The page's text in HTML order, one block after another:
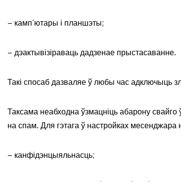
– камп’ютары і планшэты;
– дэактывізіраваць дадзенае прыстасаванне.
Такі спосаб дазваляе ў любы час адключыць
Таксама неабходна ўзмацніць абарону свайго
на спам. Для гэтага ў настройках месенджара
– канфідэнцыяльнасць;